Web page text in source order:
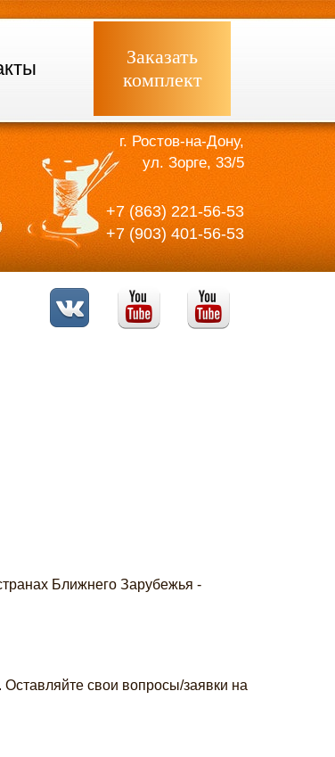
Заказать
комплект
г. Ростов-на-Дону,
ул. Зорге, 33/5
+7 (863) 221-56-53
+7 (903) 401-56-53
Ближнего Зарубежья -
свои вопросы/заявки на